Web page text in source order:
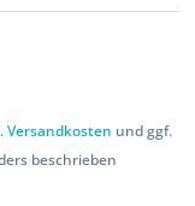
Versandkosten und ggf.
beschrieben